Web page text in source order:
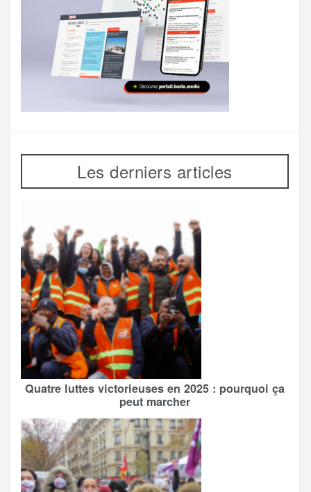
Les derniers articles
Quatre luttes victorieuses en 2025 : pourquoi ça
peut marcher